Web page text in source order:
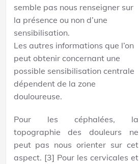
semble pas nous renseigner sur
la présence ou non d’une
sensibilisation.
Les autres informations que l’on
peut obtenir concernant une
possible sensibilisation centrale
dépendent de la zone
douloureuse.
Pour les céphalées, la
topographie des douleurs ne
peut pas nous orienter sur cet
aspect. [3] Pour les cervicales et